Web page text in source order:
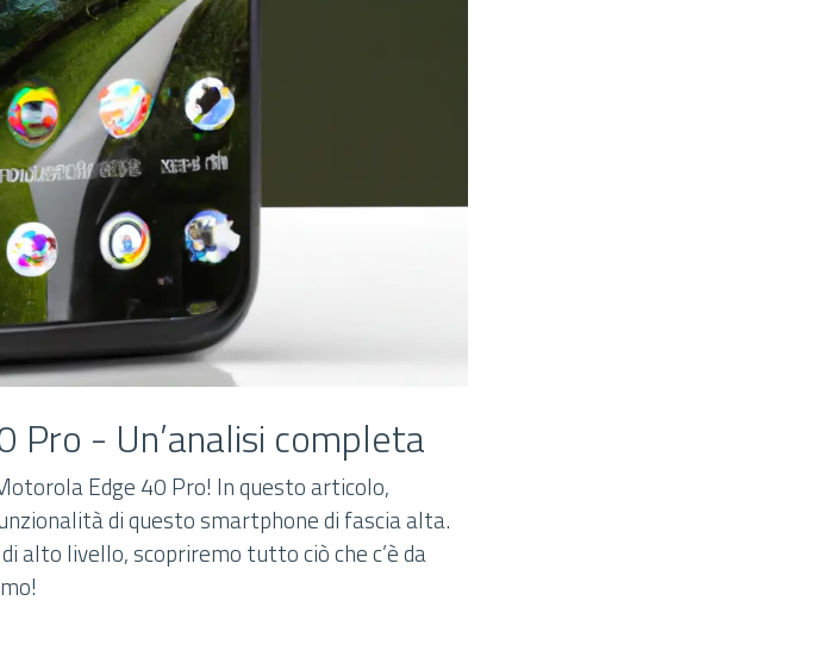
- Un’analisi completa
Edge 40 Pro! In questo articolo,
di questo smartphone di fascia alta.
alto livello, scopriremo tutto ciò che c’è da